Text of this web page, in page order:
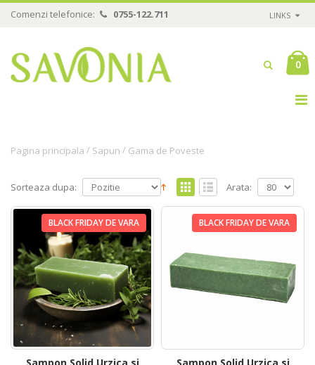
Comenzi telefonice: 0755-122.711 LINKS
0
Pagina principala / Sapun / Gama de Poveste
Sorteaza dupa: Arata:
BLACK FRIDAY DE VARA BLACK FRIDAY DE VARA